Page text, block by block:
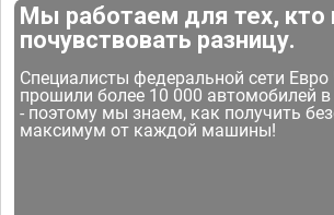
Мы работаем для тех,
почувствовать разницу.
Специалисты федеральной сети
прошили более 10 000 автомобилей
- поэтому мы знаем, как получить
максимум от каждой машины!